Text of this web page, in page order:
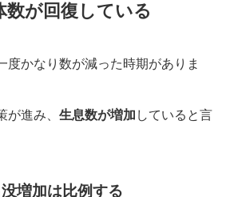
数が回復している
度かなり数が減った時期がありま
が進み、 生息数が増加 していると言
増加は比例する